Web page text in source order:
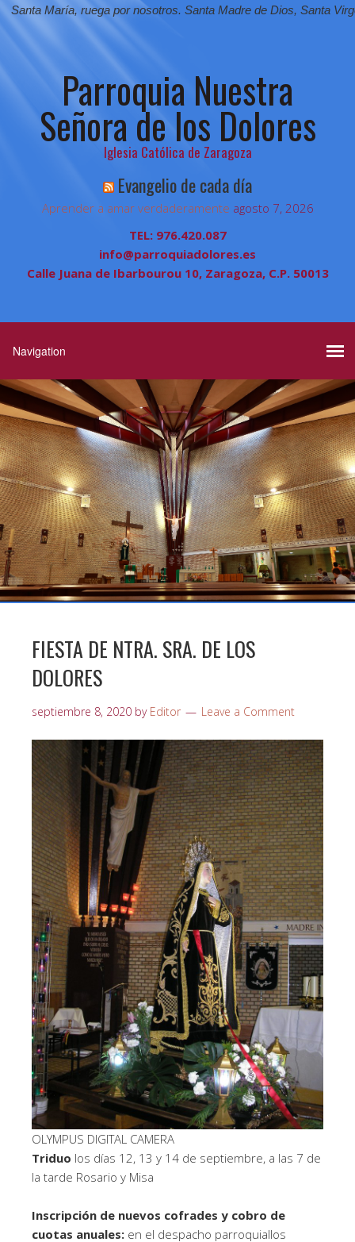
María, ruega por nosotros. Santa Madre de Dios, Santa Virgen
Parroquia Nuestra
Señora de los Dolores
Iglesia Católica de Zaragoza
Evangelio de cada día
Aprender a amar verdaderamente agosto 7, 2026
TEL: 976.420.087
info@parroquiadolores.es
Calle Juana de Ibarbourou 10, Zaragoza, C.P. 50013
FIESTA DE NTRA. SRA. DE LOS
DOLORES
septiembre 8, 2020 by Editor Leave a Comment
OLYMPUS DIGITAL CAMERA
Triduo los días 12, 13 y 14 de septiembre, a las 7 de
la tarde Rosario y Misa
Inscripción de nuevos cofrades y cobro de
cuotas anuales: en el despacho parroquiallos